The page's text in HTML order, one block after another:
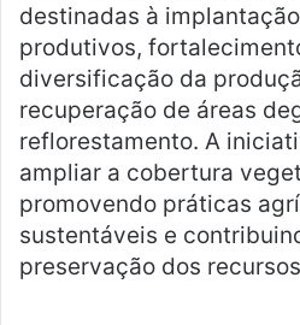
destinadas à
produtivos,
diversificação da
recuperação de áreas
reflorestamento. A
ampliar a cobertura
promovendo práticas
sustentáveis e
preservação dos